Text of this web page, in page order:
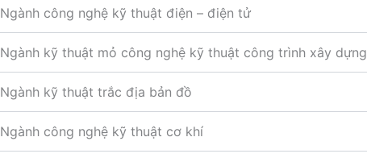
Ngành công nghệ kỹ thuật điện – điện tử
Ngành kỹ thuật mỏ công nghệ kỹ thuật công trình xây dựng
Ngành kỹ thuật trắc địa bản đồ
Ngành công nghệ kỹ thuật cơ khí